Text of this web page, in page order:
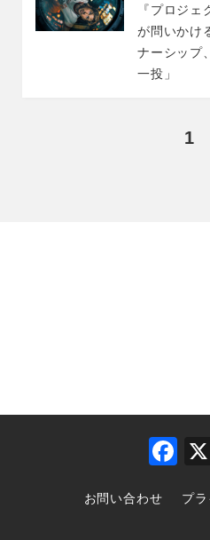
『プロジェ
が問いかけ
ナーシップ
一投」
1
F
c
お問い合わせ プ